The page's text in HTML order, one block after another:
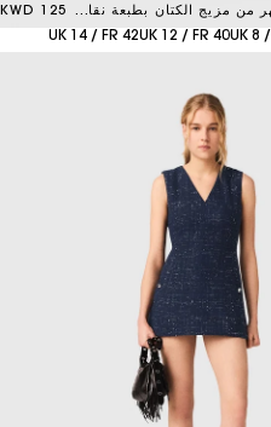
فستان ماكسي بلا ظهر من مزيج الكتان بطبعة نقاط حمراء 125 KWD
UK 8
UK 12 / FR 40
UK 14 / FR 42